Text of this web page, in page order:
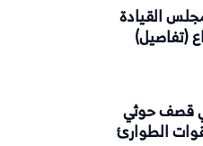
القيادة
(تفاصيل)
في قصف حوثي
الطوارئ